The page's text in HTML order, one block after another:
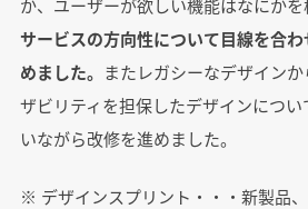
サービスの方向性について目線を合
めました。 またレガシーなデザイン
ザビリティを担保したデザインにつ
いながら改修を進めました。
※ デザインスプリント・・・新製品